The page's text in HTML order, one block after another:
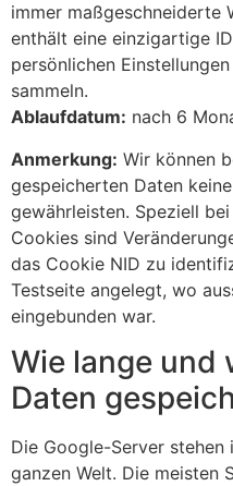
immer maßgeschneiderte
enthält eine einzigartige
persönlichen
sammeln.
Ablaufdatum: nach 6
Anmerkung: Wir können
gespeicherten Daten
gewährleisten. Speziell
Cookies sind
das Cookie NID zu
Testseite angelegt, wo
eingebunden war.
Wie lange und
Daten
Die Google-Server stehen
ganzen Welt. Die meisten